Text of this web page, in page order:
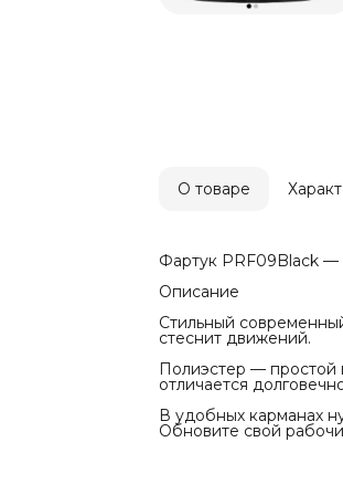
О товаре
Фартук PRF09Black —
Описание
Стильный
стеснит движений.
Полиэстер — простой
отличается
В удобных карманах
Обновите свой